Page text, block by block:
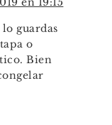
guardas
o
Bien